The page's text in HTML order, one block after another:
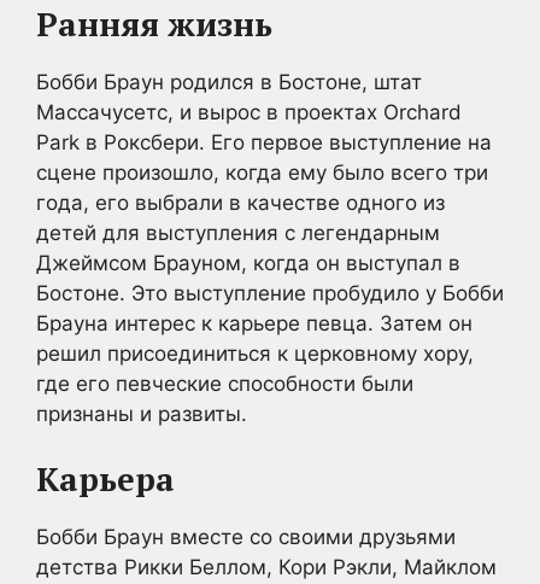
Ранняя жизнь
Бобби Браун родился в Бостоне, штат
Массачусетс, и вырос в проектах Orchard
Park в Роксбери. Его первое выступление на
сцене произошло, когда ему было всего три
года, его выбрали в качестве одного из
детей для выступления с легендарным
Джеймсом Брауном, когда он выступал в
Бостоне. Это выступление пробудило у Бобби
Брауна интерес к карьере певца. Затем он
решил присоединиться к церковному хору,
где его певческие способности были
признаны и развиты.
Карьера
Бобби Браун вместе со своими друзьями
детства Рикки Беллом, Кори Рэкли, Майклом